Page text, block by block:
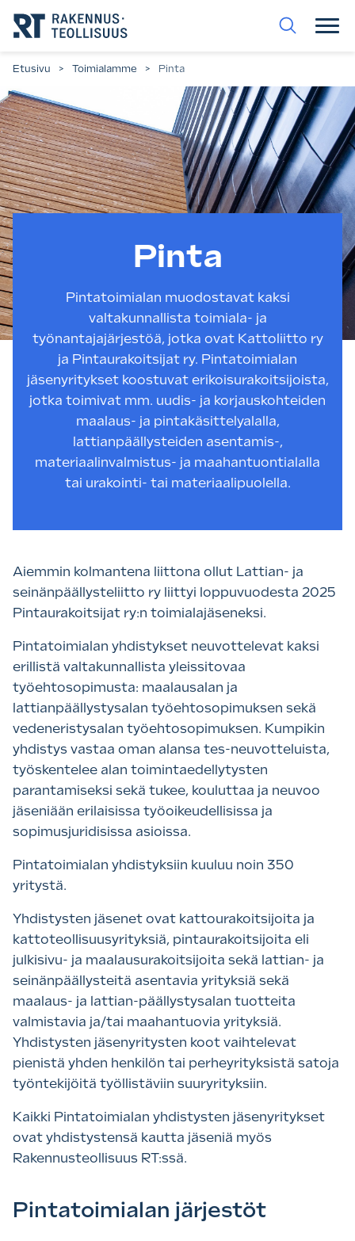
suoraan
sisältöön.
Etusivu > Toimialamme > Pinta
Pinta
Pintatoimialan muodostavat kaksi
valtakunnallista toimiala- ja
työnantajajärjestöä, jotka ovat Kattoliitto ry
ja Pintaurakoitsijat ry. Pintatoimialan
jäsenyritykset koostuvat erikoisurakoitsijoista,
jotka toimivat mm. uudis- ja korjauskohteiden
maalaus- ja pintakäsittelyalalla,
lattianpäällysteiden asentamis-,
materiaalinvalmistus- ja maahantuontialalla
tai urakointi- tai materiaalipuolella.
Aiemmin kolmantena liittona ollut Lattian- ja
seinänpäällysteliitto ry liittyi loppuvuodesta 2025
Pintaurakoitsijat ry:n toimialajäseneksi.
Pintatoimialan yhdistykset neuvottelevat kaksi
erillistä valtakunnallista yleissitovaa
työehtosopimusta: maalausalan ja
lattianpäällystysalan työehtosopimuksen sekä
vedeneristysalan työehtosopimuksen. Kumpikin
yhdistys vastaa oman alansa tes-neuvotteluista,
työskentelee alan toimintaedellytysten
parantamiseksi sekä tukee, kouluttaa ja neuvoo
jäseniään erilaisissa työoikeudellisissa ja
sopimusjuridisissa asioissa.
Pintatoimialan yhdistyksiin kuuluu noin 350
yritystä.
Yhdistysten jäsenet ovat kattourakoitsijoita ja
kattoteollisuusyrityksiä, pintaurakoitsijoita eli
julkisivu- ja maalausurakoitsijoita sekä lattian- ja
seinänpäällysteitä asentavia yrityksiä sekä
maalaus- ja lattian-päällystysalan tuotteita
valmistavia ja/tai maahantuovia yrityksiä.
Yhdistysten jäsenyritysten koot vaihtelevat
pienistä yhden henkilön tai perheyrityksistä satoja
työntekijöitä työllistäviin suuryrityksiin.
Kaikki Pintatoimialan yhdistysten jäsenyritykset
ovat yhdistystensä kautta jäseniä myös
Rakennusteollisuus RT:ssä.
Pintatoimialan järjestöt